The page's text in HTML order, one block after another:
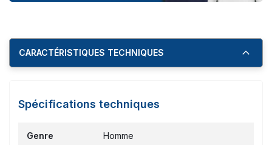
CARACTÉRISTIQUES TECHNIQUES
Spécifications techniques
Genre Homme